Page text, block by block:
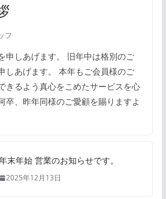
フ
申しあげます。 旧年中は格別のご
しあげます。 本年もご会員様のご
きるよう真心をこめたサービスを心
卒、昨年同様のご愛顧を賜りますよ
末年始 営業のお知らせです。
2025年12月13日